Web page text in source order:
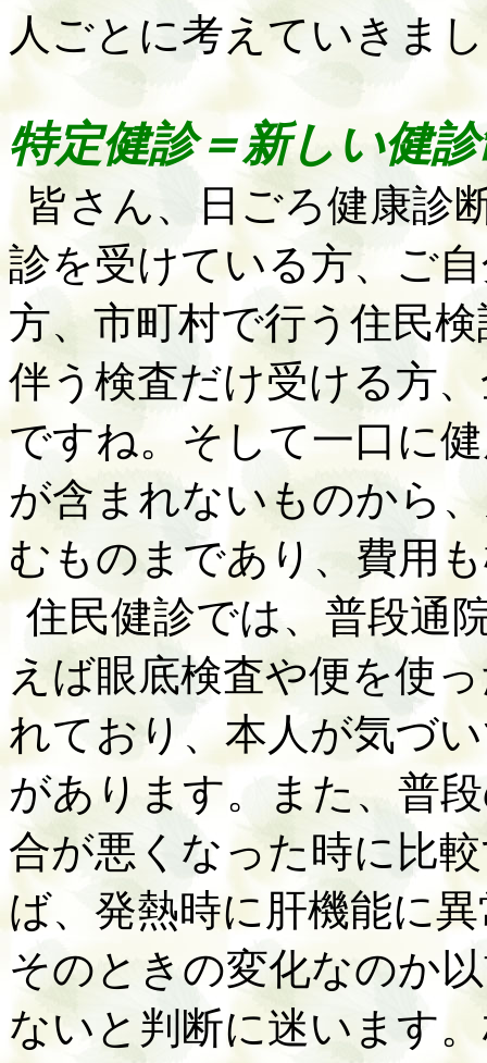
人ごとに考えていきま
特定健診＝新しい健
皆さん、日ごろ健康診
診を受けている方、ご
方、市町村で行う住民
伴う検査だけ受ける方
ですね。そして一口に
が含まれないものから
むものまであり、費用
住民健診では、普段通
えば眼底検査や便を使
れており、本人が気づ
があります。また、普
合が悪くなった時に比
ば、発熱時に肝機能に
そのときの変化なのか
ないと判断に迷います